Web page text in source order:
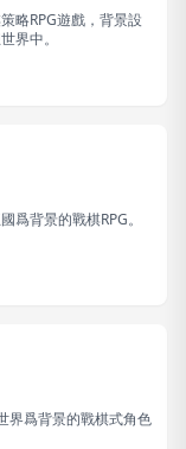
略RPG遊戲，背景設
界中。
爲背景的戰棋RPG。
界爲背景的戰棋式角色